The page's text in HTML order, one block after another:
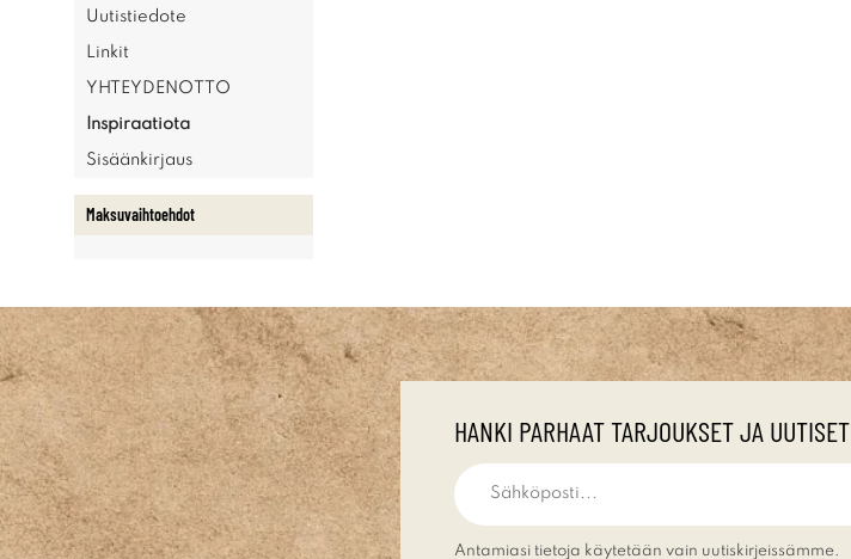
Uutistiedote
Linkit
YHTEYDENOTTO
Inspiraatiota
Sisäänkirjaus
Maksuvaihtoehdot
HANKI PARHAAT TARJOUKSET JA UUTISET
Antamiasi tietoja käytetään vain uutiskirjeissämme.